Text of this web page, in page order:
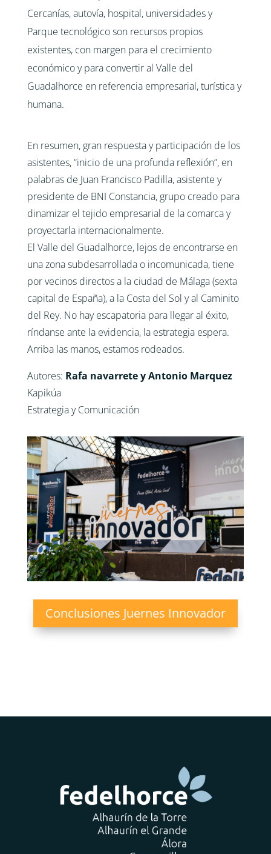
Cercanías, autovía, hospital, universidades y
Parque tecnológico son recursos propios
existentes, con margen para el crecimiento
económico y para convertir al Valle del
Guadalhorce en referencia empresarial, turística y
humana.
En resumen, gran respuesta y participación de los
asistentes, “inicio de una profunda reflexión”, en
palabras de Juan Francisco Padilla, asistente y
presidente de BNI Constancia, grupo creado para
dinamizar el tejido empresarial de la comarca y
proyectarla internacionalmente.
El Valle del Guadalhorce, lejos de encontrarse en
una zona subdesarrollada o incomunicada, tiene
por vecinos directos a la ciudad de Málaga (sexta
capital de España), a la Costa del Sol y al Caminito
del Rey. No hay escapatoria para llegar al éxito,
ríndanse ante la evidencia, la estrategia espera.
Arriba las manos, estamos rodeados.
Autores: Rafa navarrete y Antonio Marquez
Kapikúa
Estrategia y Comunicación
Conclusiones Juernes Innovador